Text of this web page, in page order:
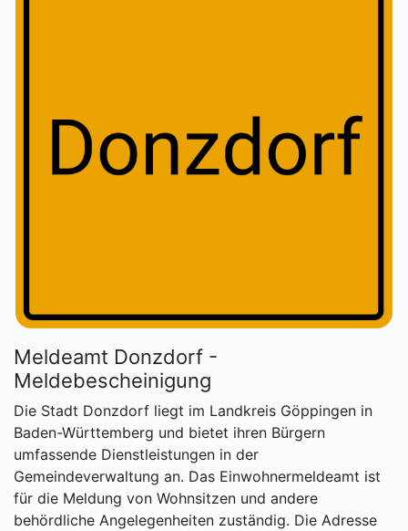
Meldeamt Donzdorf -
Meldebescheinigung
Die Stadt Donzdorf liegt im Landkreis Göppingen in
Baden-Württemberg und bietet ihren Bürgern
umfassende Dienstleistungen in der
Gemeindeverwaltung an. Das Einwohnermeldeamt ist
für die Meldung von Wohnsitzen und andere
behördliche Angelegenheiten zuständig. Die Adresse